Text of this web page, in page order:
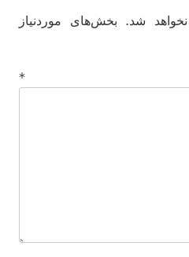
شد.
بخش‌های موردنیاز
*